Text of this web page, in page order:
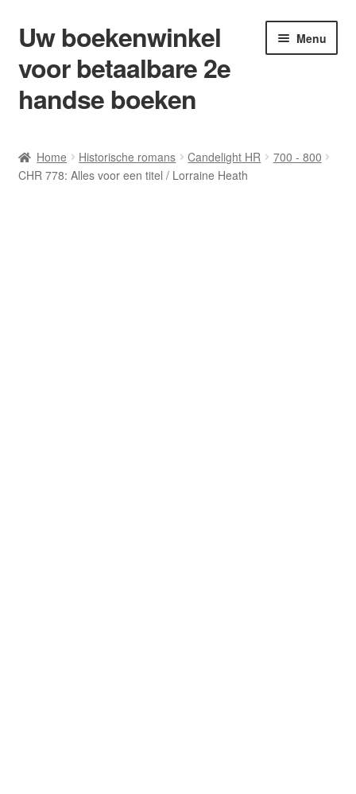
Ga
door
naar
navigatie
Ga
naar
de
inhoud
Uw boekenwinkel
voor betaalbare 2e
handse boeken
Menu
Afrekenen
Home Historische romans Candelight HR
700 - 800
CHR 778: Alles voor een titel / Lorraine Heath